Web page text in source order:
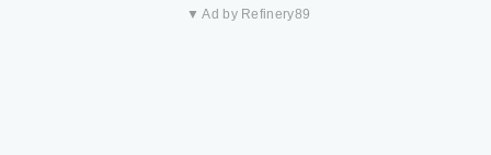
▼ Ad by Refinery89